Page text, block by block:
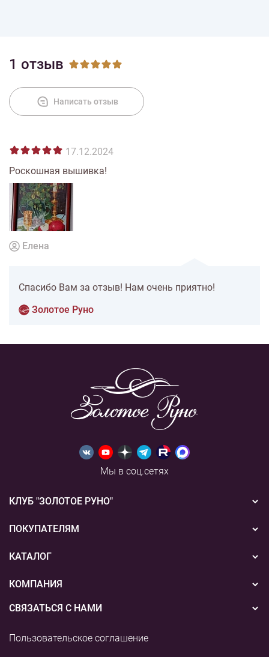
1 отзыв
Написать отзыв
17.12.2024
Роскошная вышивка!
Елена
Спасибо Вам за отзыв! Нам очень приятно!
Золотое Руно
Мы в соц.сетях
КЛУБ "ЗОЛОТОЕ РУНО"
Новости
Акции
ПОКУПАТЕЛЯМ
Бонусная система
Подарочные сертификаты
Способы оплаты
КАТАЛОГ
Вышивка
Пряжа
КОМПАНИЯ
О нас
Наши магазины
СВЯЗАТЬСЯ С НАМИ
Пользовательское соглашение